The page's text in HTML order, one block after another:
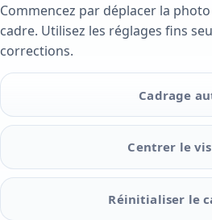
Commencez par déplacer la
cadre. Utilisez les réglages fins
corrections.
Cadrage
Centrer le
Réinitialiser le